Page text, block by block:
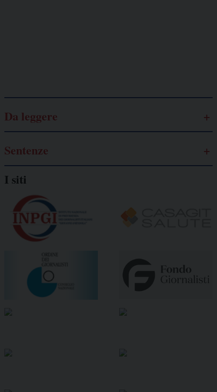
Da leggere
Sentenze
I siti